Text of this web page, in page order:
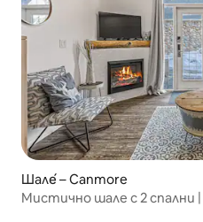
Шале́ – Canmore
Мистично шале с 2 спални